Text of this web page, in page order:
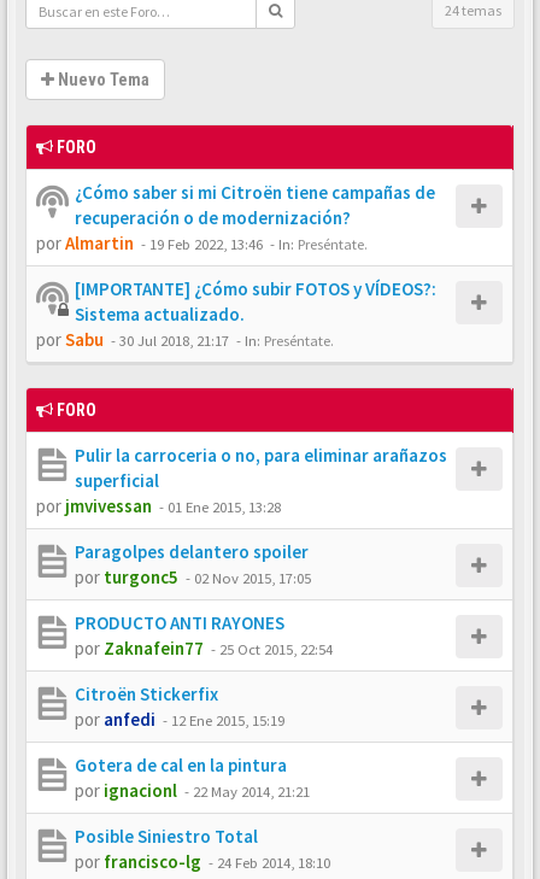
24 temas
Nuevo Tema
FORO
¿Cómo saber si mi Citroën tiene campañas de
recuperación o de modernización?
porAlmartin - 19 Feb 2022, 13:46 - In: Preséntate.
[IMPORTANTE] ¿Cómo subir FOTOS y VÍDEOS?:
Sistema actualizado.
porSabu -30 Jul 2018, 21:17 - In: Preséntate.
FORO
Pulir la carroceria o no, para eliminar arañazos
superficial
por jmvivessan - 01 Ene 2015, 13:28
Paragolpes delantero spoiler
por turgonc5 - 02 Nov 2015, 17:05
PRODUCTO ANTI RAYONES
por Zaknafein77 - 25 Oct 2015, 22:54
Citroën Stickerfix
por anfedi - 12 Ene 2015, 15:19
Gotera de cal en la pintura
por ignacionl - 22 May 2014, 21:21
Posible Siniestro Total
por francisco-lg - 24 Feb 2014, 18:10